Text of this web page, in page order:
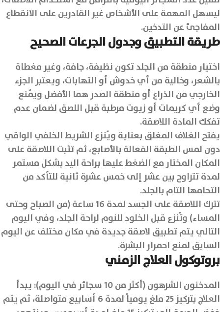
ليسهل المهمة على الأشخاص غير القادرين على الانقطاع
المفاجئ عن التدخين.
طريقة التطبيق وجدول الجرعات الصحيح
اختيار منطقة من الجلد تكون نظيفة، جافة، وغير مغطاة
بالشعر، وخالية من أي خدوش أو التهابات، ويعتبر الجزء
الخارجي من الذراع أو منطقة الصدر هما الأفضل ويُمنع
وضع أي كريمات أو زيوت مرطبة قبل اللصق لضمان عدم
تفكك المادة اللاصقة.
يفتح الغلاف المغلق بعناية ويُنزع الشريط الخلفي الواقي
دون لمس الطبقة الفعالة بالأصابع، ثم تثبت اللاصقة على
المكان المختار مع الضغط عليها براحة اليد بشكل مستمر
لمدة تتراوح بين عشر إلى خمس عشرة ثانية للتأكد من
التحامها التام بالجلد.
تترك اللاصقة على الجسد لمدة 16 ساعة (من الصباح وحتى
المساء) وتُنزع قبل الخلود للنوم لراحة الجلد، وفي اليوم
التالي يتم تطبيق لاصقة جديدة في مكان مختلف عن اليوم
السابق لمنع احمرار البشرة.
بروتوكول العلاج الزمني
المدخنون الشرهون (أكثر من 10 سجائر في اليوم): يبدأ
العلاج بتركيز 25 ملغ يومياً لمدة 6 أسابيع متواصلة، ثم يتم